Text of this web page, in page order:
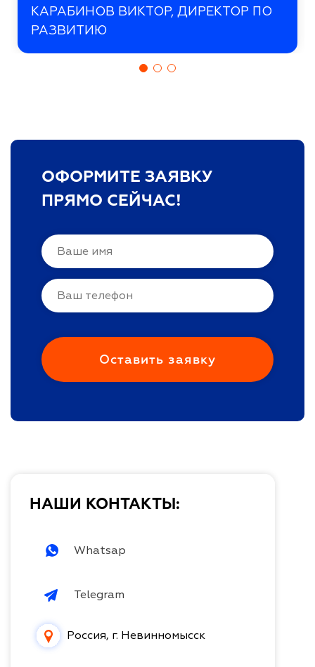
КАРАБИНОВ ВИКТОР, ДИРЕКТОР ПО
РАЗВИТИЮ
ОФОРМИТЕ ЗАЯВКУ
ПРЯМО СЕЙЧАС!
НАШИ КОНТАКТЫ:
Whatsap
Telegram
Россия, г. Невинномысск